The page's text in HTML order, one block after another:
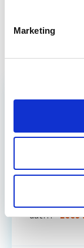
Marketing
Circulair
2050 wil de
dat… Lees